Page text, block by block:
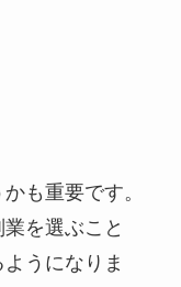
も重要です。
を選ぶこと
うになりま